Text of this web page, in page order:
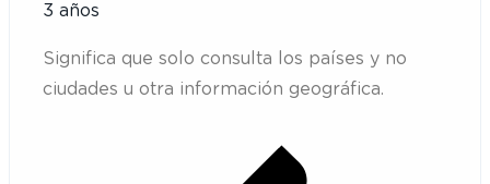
3 años
Significa que solo consulta los países y no
ciudades u otra información geográfica.